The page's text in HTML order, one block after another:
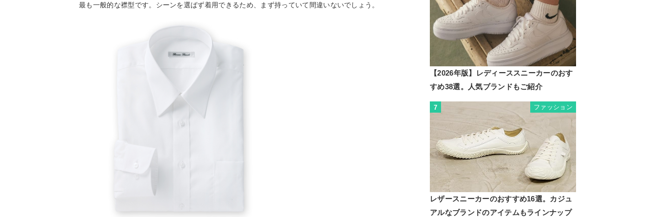
最も一般的な襟型です。シーンを選ばず着用できるため、まず持っていて間違いないでしょう。
【2026年版】レディーススニーカーのおす
すめ38選。人気ブランドもご紹介
7 ファッション
レザースニーカーのおすすめ16選。カジュ
アルなブランドのアイテムもラインナップ